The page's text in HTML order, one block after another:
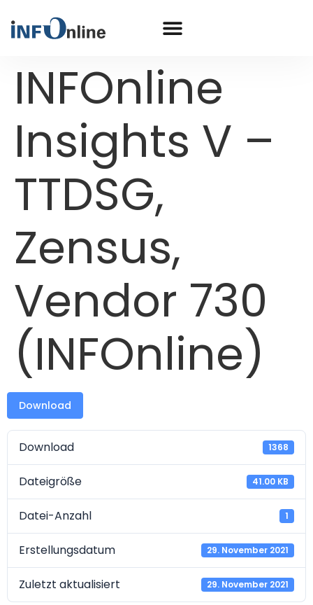
INFOnline
Insights V –
TTDSG,
Zensus,
Vendor 730
(INFOnline)
Download
Download 1368
Dateigröße 41.00 KB
Datei-Anzahl 1
Erstellungsdatum 29. November 2021
Zuletzt aktualisiert 29. November 2021